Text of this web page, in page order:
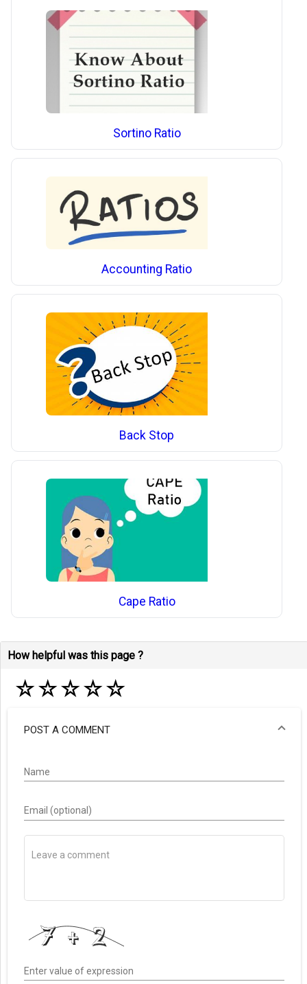
Sortino Ratio
Accounting Ratio
Back Stop
Cape Ratio
How helpful was this page ?
☆☆☆☆☆
POST A COMMENT
Name
Email (optional)
Enter value of expression